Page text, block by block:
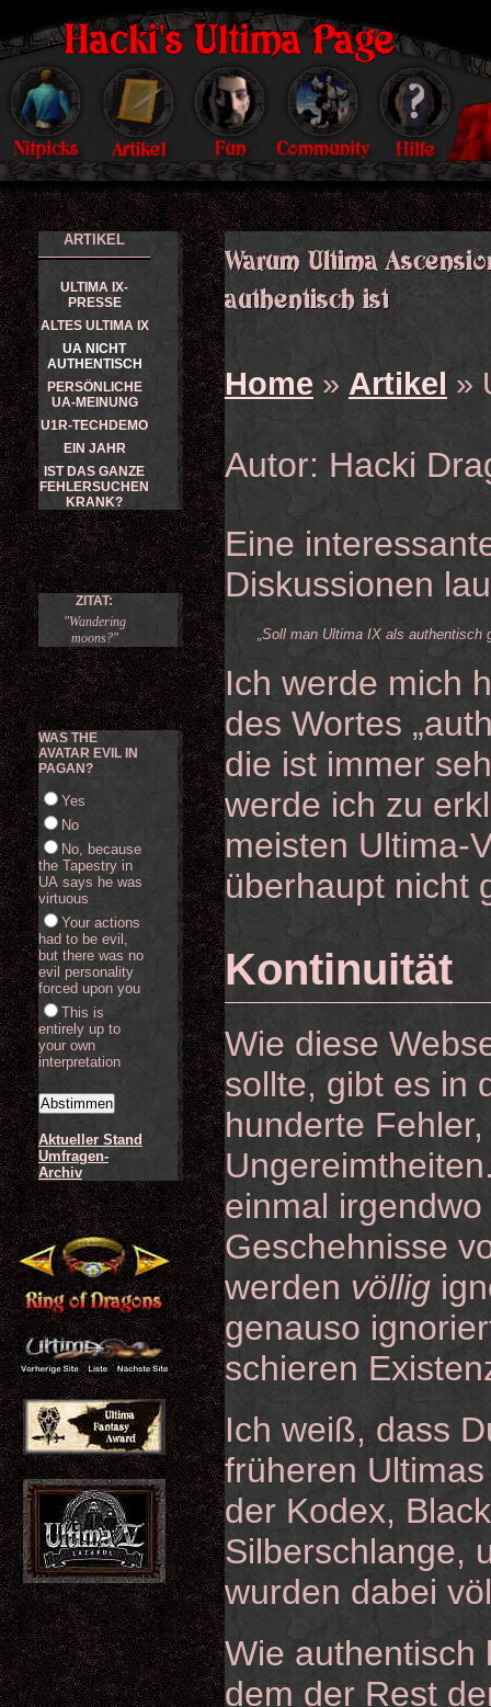
Home » Artikel »
Autor: Hacki
Eine
Diskussionen
„Soll man Ultima IX als authentisch
Ich werde mich
des Wortes
die ist immer
werde ich zu
meisten Ultima-
überhaupt nicht
Kontinuität
Wie diese
sollte, gibt es in
hunderte
einmal irgendwo
Geschehnisse
werden völlig
genauso
schieren
Ich weiß, dass
früheren
der Kodex,
Silberschlange,
wurden dabei
Wie authentisch
dem der Rest
ARTIKEL
ULTIMA IX-
PRESSE
ALTES ULTIMA IX
UA NICHT
AUTHENTISCH
PERSÖNLICHE
UA-MEINUNG
U1R-TECHDEMO
EIN JAHR
IST DAS GANZE
FEHLERSUCHEN
KRANK?
ZITAT:
"Wandering
moons?"
WAS THE
AVATAR EVIL IN
PAGAN?
Yes
No
No, because
the Tapestry in
UA says he was
virtuous
Your actions
had to be evil,
but there was no
evil personality
forced upon you
This is
entirely up to
your own
interpretation
Aktueller Stand
Umfragen-
Archiv